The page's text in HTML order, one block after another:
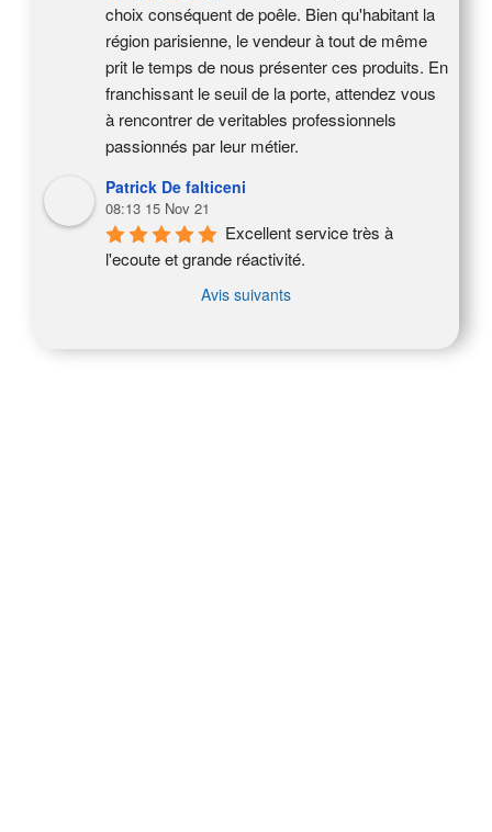
choix conséquent de poêle. Bien qu'habitant la
région parisienne, le vendeur à tout de même
prit le temps de nous présenter ces produits. En
franchissant le seuil de la porte, attendez vous
à rencontrer de veritables professionnels
passionnés par leur métier.
Patrick De falticeni
08:13 15 Nov 21
Excellent service très à
l'ecoute et grande réactivité.
Avis suivants